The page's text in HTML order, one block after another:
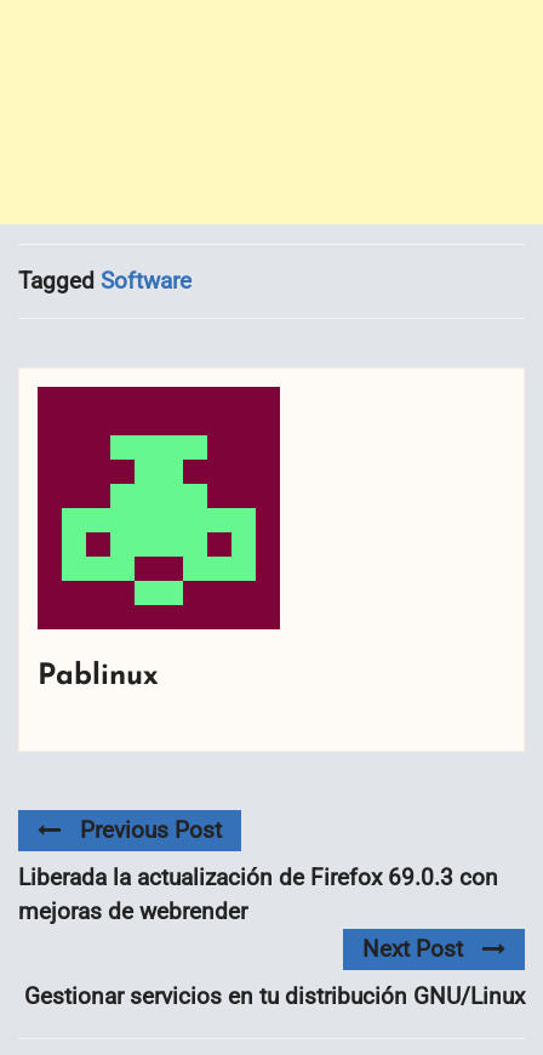
Tagged Software
Pablinux
Previous Post
Liberada la actualización de Firefox 69.0.3 con
mejoras de webrender
Next Post
Gestionar servicios en tu distribución GNU/Linux